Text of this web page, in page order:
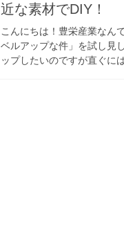
近な素材でDIY！
こんにちは！豊栄産業なん
ベルアップな件」を試し見
ップしたいのですが直ぐに